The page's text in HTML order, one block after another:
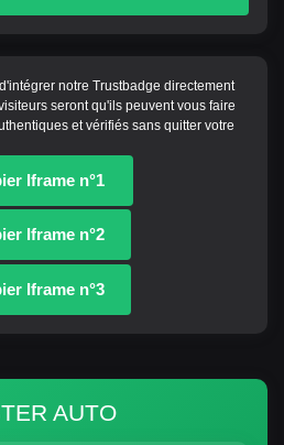
notre Trustbadge directement
seront qu'ils peuvent vous faire
et vérifiés sans quitter votre
Iframe n°1
Iframe n°2
Iframe n°3
AUTO